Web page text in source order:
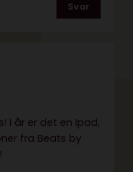
Svar
I år er det en Ipad,
fra Beats by